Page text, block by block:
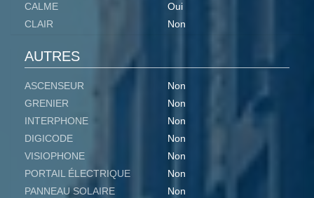
CALME
Oui
CLAIR
Non
AUTRES
ASCENSEUR
Non
GRENIER
Non
INTERPHONE
Non
DIGICODE
Non
VISIOPHONE
Non
PORTAIL ÉLECTRIQUE
Non
PANNEAU SOLAIRE
Non